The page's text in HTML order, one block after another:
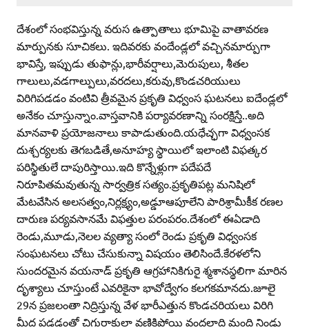
దేశంలో సంభవిస్తున్న వరుస ఉత్పాతాలు భూమిపై వాతావరణ
మార్పునకు సూచికలు. ఇదివరకు వందేండ్లలో వచ్చినమార్పుగా
భావిస్తే, ఇప్పుడు తుఫాన్లు,భారీవర్షాలు,మెరుపులు, శీతల
గాలులు,వడగాల్పులు,వరదలు,కరువు,కొండచరియులు
విరిగిపడడం వంటివి త్రీవమైన ప్రకృతి విధ్వంస ఘటనలు ఐదేండ్లలో
అనేకం చూస్తున్నాం.వాస్తవానికి పర్యావరణాన్ని సంరక్షిస్తే..అది
మానవాళి ప్రయోజనాలు కాపాడుతుంది.యధేచ్ఛగా విధ్వంసక
దుశ్చర్యలకు తెగబడితే,అనూహ్య స్థాయిలో ఇలాంటి విఫత్కర
పరిస్థితులే దాపురిస్తాయి.ఇది కొన్నేళ్లుగా పదేపదే
నిరూపితమవుతున్న సార్వత్రిక సత్యం.ప్రకృతిపట్ల మనిషిలో
మేటవేసిన అలసత్వం,నిర్లక్ష్యం,అడ్డూఆపూలేని పారిశ్రామీకీక రణల
దారుణ పర్యవసానమే విఫత్తుల పరంపరం.దేశంలో ఈఏడాది
రెండు,మూడు,నెలల వ్యత్యా సంలో రెండు ప్రకృతి విధ్వంసక
సంఘటనలు చోటు చేసుకున్నా విషయం తెలిసిందే.కేరళలోని
సుందరమైన వయనాడ్‌ ప్రకృతి ఆగ్రహానికిగురై శ్మశానస్థలిగా మారిన
దృశ్యాలు చూస్తుంటే ఎవరికైనా భావోద్వేగం కలగకమానదు.జూలై
29న ప్రజలంతా నిద్రిస్తున్న వేళ భారీఎత్తున కొండచరియలు విరిగి
మీద పడడంతో చిగురాకులా వణికిపోయి వందలాది మంది నిండు